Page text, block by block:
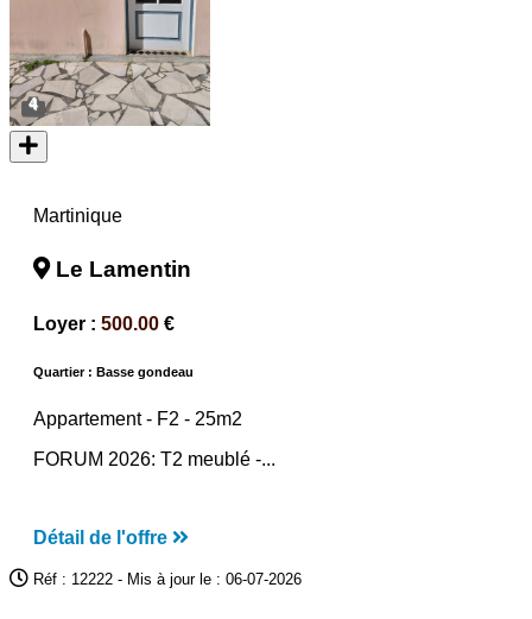
4
Martinique
Le Lamentin
Loyer : 500.00 €
Quartier : Basse gondeau
Appartement - F2 - 25m2
FORUM 2026: T2 meublé -...
Détail de l'offre
Réf : 12222 - Mis à jour le : 06-07-2026